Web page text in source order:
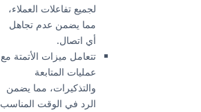
لجميع تفاعلات العملاء،
مما يضمن عدم تجاهل
أي اتصال.
تتعامل ميزات الأتمتة مع
عمليات المتابعة
والتذكيرات، مما يضمن
الرد في الوقت المناسب